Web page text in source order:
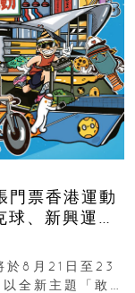
票香港運動
、新興運
8月21日至23
全新主題「敢